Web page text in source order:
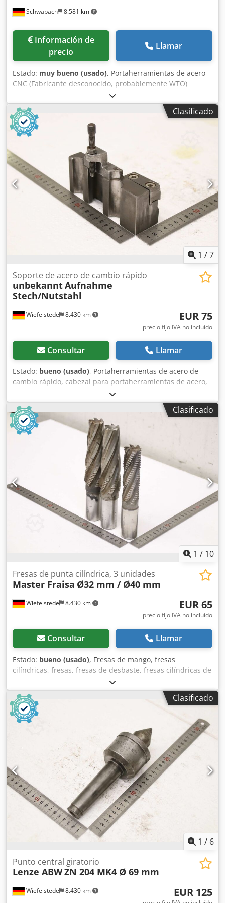
Schwabach 8.581 km
Información de
precio
Llamar
Estado: muy bueno (usado), Portaherramientas de acero
CNC (Fabricante desconocido, probablemente WTO)
Cedpjznh E Uefx Akkjrf Estado: muy bueno, el producto
parece sin usar 7 unidades de portaherramientas: Medida
exterior del anillo de sellado: 69 mm
Clasificado
1 /7
Wiefelstede 8.430 km
Soporte de acero de cambio rápido
unbekanntAufnahme
Stech/Nutstahl
EUR 75
precio fijo IVA no incluído
Consultar Llamar
Estado: bueno (usado), Portaherramientas de acero de
cambio rápido, cabezal para portaherramientas de acero,
portaherramientas de acero de cambio rápido,
portaherramientas de brocas de cambio rápido,
portaherramientas de barras de perforación de cambio
rápido, portaherramientas de torneado de cambio rápido,
portaherramientas de acero Cjdpfx Aozhuwwekkorf -
Portaherramientas de acero de cambio rápido:
portaherramientas de torneado de cambio rápido -
Dimensiones de la sujeción: ver fotos -Sujeción de
herramientas de corte: para herramientas de
torneado/ranurado -Dimensiones: 140/60/A125 mm -Peso:
1,9 kg
Clasificado
1 / 10
Wiefelstede 8.430 km
Fresas de punta cilíndrica, 3 unidades
Master Fraisa Ø32 mm / Ø40 mm
EUR 65
precio fijo IVA no incluído
Consultar Llamar
Estado: bueno (usado), Fresas de mango, fresas
cilíndricas, fresas, fresas de desbaste, fresas cilíndricas de
dientes rectos - Fabricante: Master Fraisa, fresas de
desbaste 3 unidades - Fraisa: 2 uds. Ø 40 mm Tipo 40 0660
TG125 Stg250 - Master: 1 ud. Ø 32 mm Tipo 770 CX 120 STG
207 bf - Precio/venta: solo el lote completo Cedpfx
Aeylhivjkkerf - Dimensiones de transporte: 205/110/40 mm
Clasificado
1 / 6
Wiefelstede 8.430 km
Punto central giratorio
Lenze ABWZN 204 MK4 Ø 69 mm
EUR 125